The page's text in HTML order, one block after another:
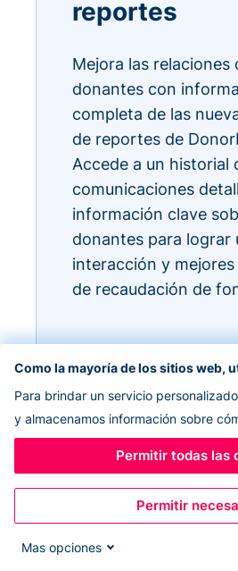
reportes
Mejora las relaciones
donantes con
completa de las
de reportes de
Accede a un historial
comunicaciones
información clave
donantes para lograr
interacción y
de recaudación de
Como la mayoría de los sitios web,
Para brindar un servicio
y almacenamos información sobre
Permitir todas las
Permitir
Mas opciones